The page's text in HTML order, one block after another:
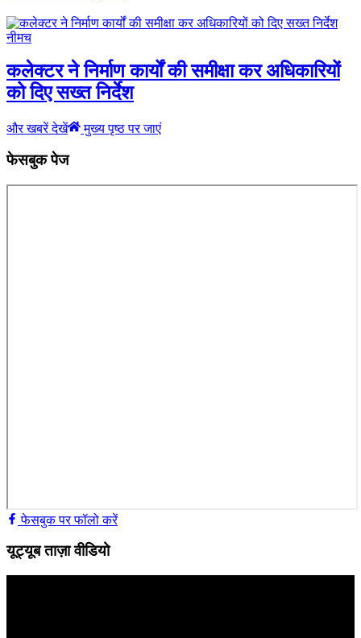
नीमच
कलेक्टर ने निर्माण कार्यों की समीक्षा कर अधिकारियों
को दिए सख्त निर्देश
और खबरें देखें मुख्य पृष्ठ पर जाएं
फेसबुक पेज
फेसबुक पर फॉलो करें
यूट्यूब ताज़ा वीडियो